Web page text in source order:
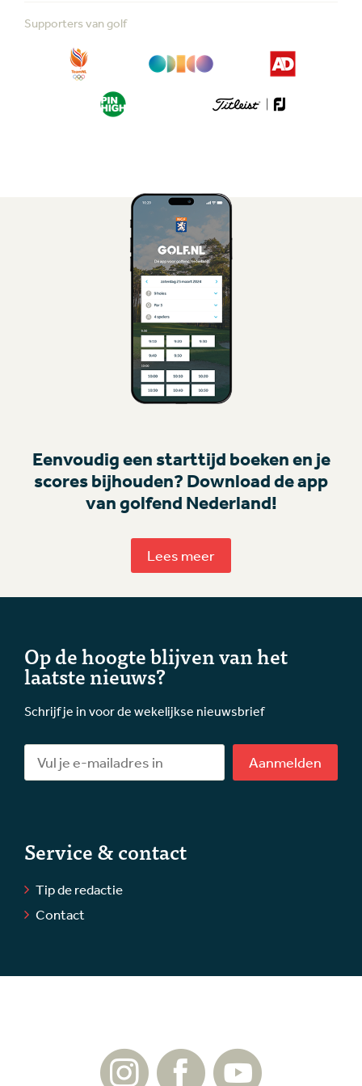
Supporters van golf
Eenvoudig een starttijd boeken en je
scores bijhouden? Download de app
van golfend Nederland!
Lees meer
Op de hoogte blijven van het
laatste nieuws?
Schrijf je in voor de wekelijkse nieuwsbrief
Aanmelden
Service & contact
Tip de redactie
Contact